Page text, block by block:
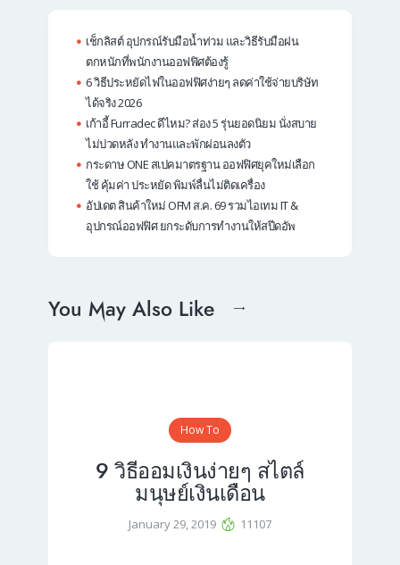
เช็กลิสต์ อุปกรณ์รับมือน้ำท่วม และวิธีรับมือฝน
ตกหนักที่พนักงานออฟฟิศต้องรู้
6 วิธีประหยัดไฟในออฟฟิศง่ายๆ ลดค่าใช้จ่ายบริษัท
ได้จริง 2026
เก้าอี้ Furradec ดีไหม? ส่อง 5 รุ่นยอดนิยม นั่งสบาย
ไม่ปวดหลัง ทำงานและพักผ่อนลงตัว
กระดาษ ONE สเปคมาตรฐาน ออฟฟิศยุคใหม่เลือก
ใช้ คุ้มค่า ประหยัด พิมพ์ลื่นไม่ติดเครื่อง
อัปเดต สินค้าใหม่ OFM ส.ค. 69 รวมไอเทม IT &
อุปกรณ์ออฟฟิศ ยกระดับการทำงานให้สปีดอัพ
You May Also Like
How To
9 วิธีออมเงินง่ายๆ สไตล์
มนุษย์เงินเดือน
January 29, 2019 11107